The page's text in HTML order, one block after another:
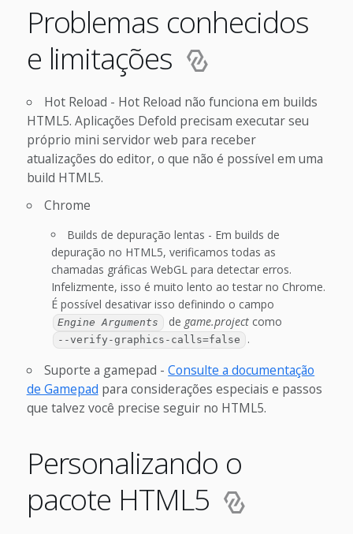
Problemas conhecidos
e limitações
Hot Reload - Hot Reload não funciona em builds
HTML5. Aplicações Defold precisam executar seu
próprio mini servidor web para receber
atualizações do editor, o que não é possível em uma
build HTML5.
Chrome
Builds de depuração lentas - Em builds de
depuração no HTML5, verificamos todas as
chamadas gráficas WebGL para detectar erros.
Infelizmente, isso é muito lento ao testar no Chrome.
É possível desativar isso definindo o campo
Engine Arguments de game.projectcomo
--verify-graphics-calls=false .
Suporte a gamepad -Consulte a documentação
de Gamepad para considerações especiais e passos
que talvez você precise seguir no HTML5.
Personalizando o
pacote HTML5